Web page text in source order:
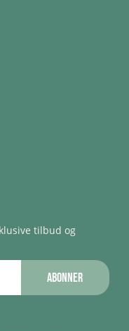
tilbud og
Abonner